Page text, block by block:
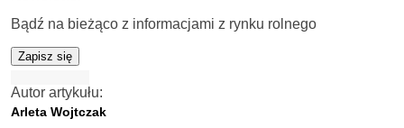
Bądź na bieżąco z informacjami z rynku rolnego
Zapisz się
Autor artykułu:
Arleta Wojtczak